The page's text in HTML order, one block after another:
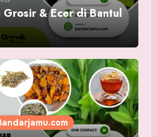
Grosir & Ecer di Bantul